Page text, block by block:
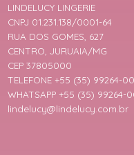
LINDELUCY LINGERIE
CNPJ 01.231.138/0001-64
RUA DOS GOMES, 627
CENTRO, JURUAIA/MG
CEP 37805000
TELEFONE +55 (35) 99264-
WHATSAPP +55 (35) 99264-
lindelucy@lindelucy.com.br